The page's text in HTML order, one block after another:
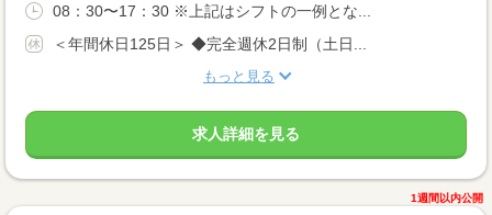
08：30〜17：30 ※上記はシフトの一例とな...
＜年間休日125日＞ ◆完全週休2日制（土日...
もっと見る
求人詳細を見る
1週間以内公開